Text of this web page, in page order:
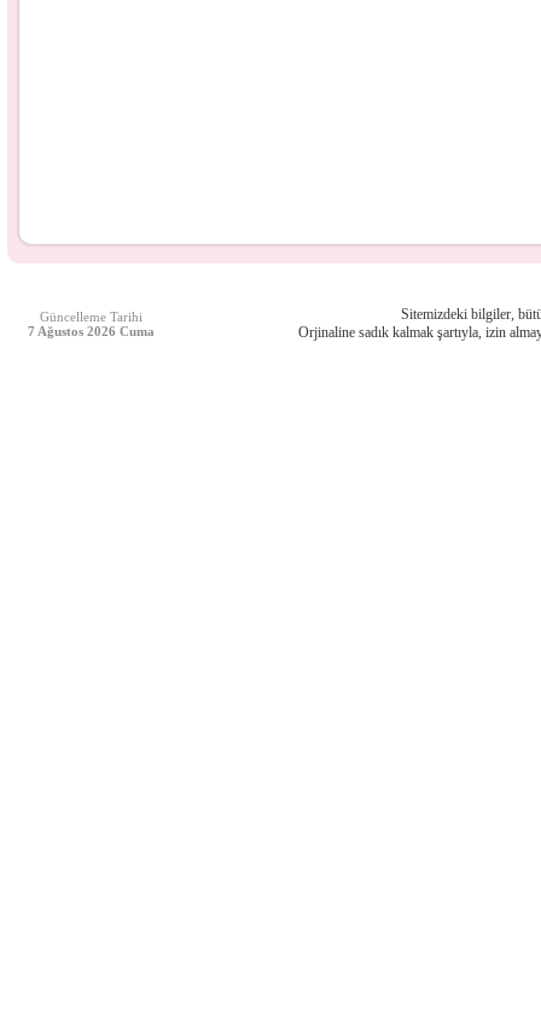
Güncelleme Tarihi
7 Ağustos 2026 Cuma
Sitemizdeki bilgiler,
Orjinaline sadık kalmak şartıyla, izin